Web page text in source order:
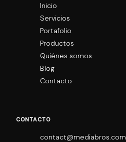
Inicio
Servicios
Portafolio
Productos
Quiénes somos
Blog
Contacto
CONTACTO
contact@mediabros.com